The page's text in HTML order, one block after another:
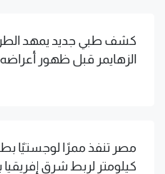
كشف طبي جديد يمهد
الزهايمر قبل ظهور أعراضه
كيلومتر لربط شرق إفريقيا